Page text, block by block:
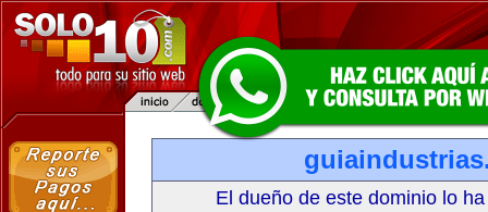
El dueño de este dominio lo